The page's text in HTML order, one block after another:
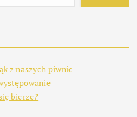
z naszych piwnic
bierze?